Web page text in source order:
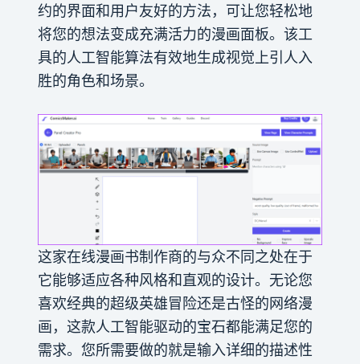
约的界面和用户友好的方法，可让您轻松地
将您的想法变成充满活力的漫画面板。该工
具的人工智能算法有效地生成视觉上引人入
胜的角色和场景。
这家在线漫画书制作商的与众不同之处在于
它能够适应各种风格和直观的设计。无论您
喜欢经典的超级英雄冒险还是古怪的网络漫
画，这款人工智能驱动的宝石都能满足您的
需求。您所需要做的就是输入详细的描述性